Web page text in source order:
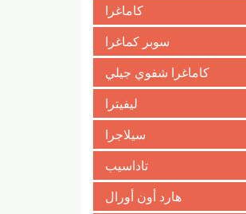
كاماغرا
سوبر كماغرا
كاماغرا شفوي جيلي
ليفيترا
سيلاجرا
تاداسيب
هارد أون أورال